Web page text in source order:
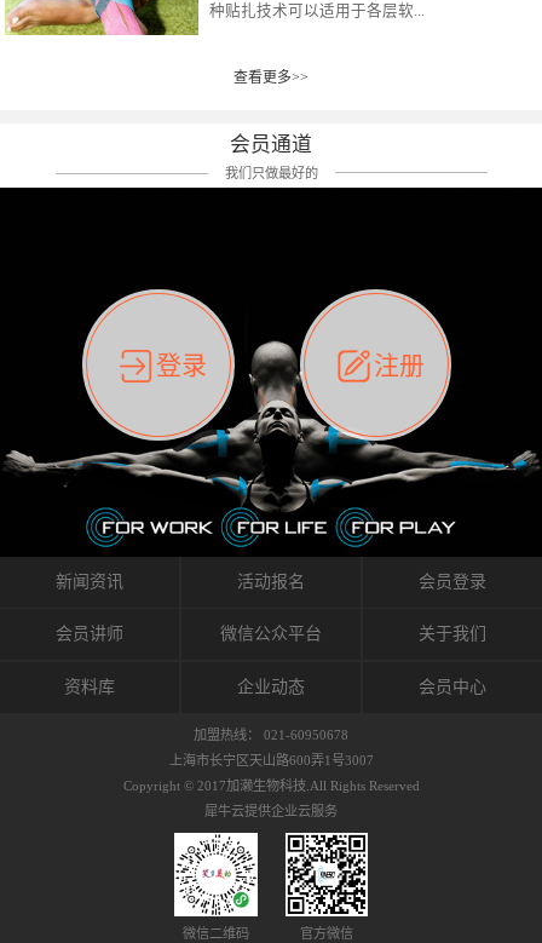
殊因素的影响下，有时还是会出现瘙痒过敏的
前后后居家近30天左右，感觉日子都日夜颠倒
痛影响走路。当天疼痛部贴了EDF和胃十字，膝
关节贴了半月板贴布。第2天第12肋部的EDF和
消失，贴布也没有出现进一步瘙痒过敏。而膝
关节的半月板贴布张力用的100%，但自始至终
它都很坚强的贴着，没有出现过任何瘙痒的迹
象。不同的条件下，同一个身体，不同的部位
皮肤的敏感度也有不同。因此我们KINESIO要做
的，是在研发生产过程中竭尽全力的降低致敏
性，减少贴布本身带来的致敏率。那到底是什
么原因引起的过敏瘙痒呢？我整理了以下内容
仅供大家参考，希望能给予大家帮助。首先我
们分析解剖下过敏的原因，然后简说一下
KINESIO贴布贴扎后预防应对。我把导致过敏的
原因，简单分为外因和内因。外因1，贴布贴布
括：1）面料的伸展率、回缩率、纤维的刺激
能会给皮肤带来过度的刺激，从而引起过敏瘙
力。 多作为细胞因子存在于皮肤表皮、真皮、
扎疗法）的效果是通过创造一个环境，使每种
以激发身体的自然愈合能力。 通常，药物会削
弱细胞因子的作用，单方面还会引起副作用的
症状。 与此相比，Kinesio肌内效贴创造了细
的控制仍有许多未知。 细胞因子是一种酵素，
各种各样的酵素起着适当的作用，为细胞创造
了适合居住的环境。 在现代医学上，这种细胞
因子是一种酶的观点往往被否定，但在体内有
有毒细菌和无毒细菌，它们起着保持身体平衡
的作用。 Kinesio肌内效贴不像药物那样在短时
间内表现出症状，而是通过花费时间创造一个
对身体没有伤害（副作用等）的环境来减轻症
状。 但是，由于营养、精神、运动的平衡被破
坏，各种细胞就会发生病态变化。 在一定的状
态下，细胞因子会自动捕捉异常，并在细胞之
间传递适当的修复信息。可以收集各自所需的
因子级联；细胞因子的连锁反应）。 如果这种
者甚至提供不需要的物质。 因此，身体所需的
自然愈合能力不仅不能发挥作用，反而会造成
恶化的环境。Kinesio肌内效贴的作用，就是解
决这些问题。 KinesioTaping ® （Kinesio贴扎
疗法）的概念是空（空间），动（流动），冷
（抑制热的上升），为了实现这些，贴布的质
作出来。 特别地，Kinesio Medical
Tappling®（Kinesio医疗贴扎）通过从皮肤表面
长时间给予适...
种贴扎技术可以适用于各层软...
组织:肌肉，肌腱，韧带（主要围绕有问题的关
状，而是指贴布本身很重量，以及贴布刺激的
类型。贴布的应用充分利用了体内由间质液组
成的自然流体力学的流体层。这种轻微的刺激
间，还可以在单片贴布上提供支持和深度刺
激。通过对间质液的适当控制，可以连接皮下
筋膜，对关节进行非常轻柔的刺激，增加患部
的治疗区域。 snowflake“雪花”贴布不会妨碍皮
肤上下左右运动，有效的辅助修复关节周围组
织的筋膜。它可以作用于关节或肌肉表面，释
放压力，刺激深层筋膜。“雪花”贴扎疗法是一
种可以改变肌肉、筋膜和间质液之间自然流动
关系的方法。 间质液间质被称为人体的新器
官。研究人员认为，整个身体的网络是由坚韧
且柔软的蛋白质结构所支撑的相互连接的充满
流体的空间构成的。如果作为脏器，这是人体
最大的脏器，约占体重的20%（相比之下，皮
内流通，有助于细胞的再生和恢复。“1”“雪花”
周围进行轻柔的刺激，改善受影响的关节和肌
到辅助修复损伤组织的作用。对组织的营养供
膜，韧带和关节周围皮下组织的关节囊。 流
体力学理论加濑博士-Kinesio肌内效贴布的发明
人流体力学理论是以对日常生活产生反复影响
的纤细筋膜的性质为焦点。 筋膜容易受到外部
查看更多>>
会员通道
我们只做最好的
登录 注册
新闻资讯 活动报名 会员登录
会员讲师 微信公众平台 关于我们
资料库 企业动态 会员中心
加盟热线： 021-60950678
上海市长宁区天山路600弄1号3007
Copyright © 2017加濑生物科技.All Rights Reserved
犀牛云提供企业云服务
微信二维码 官方微信